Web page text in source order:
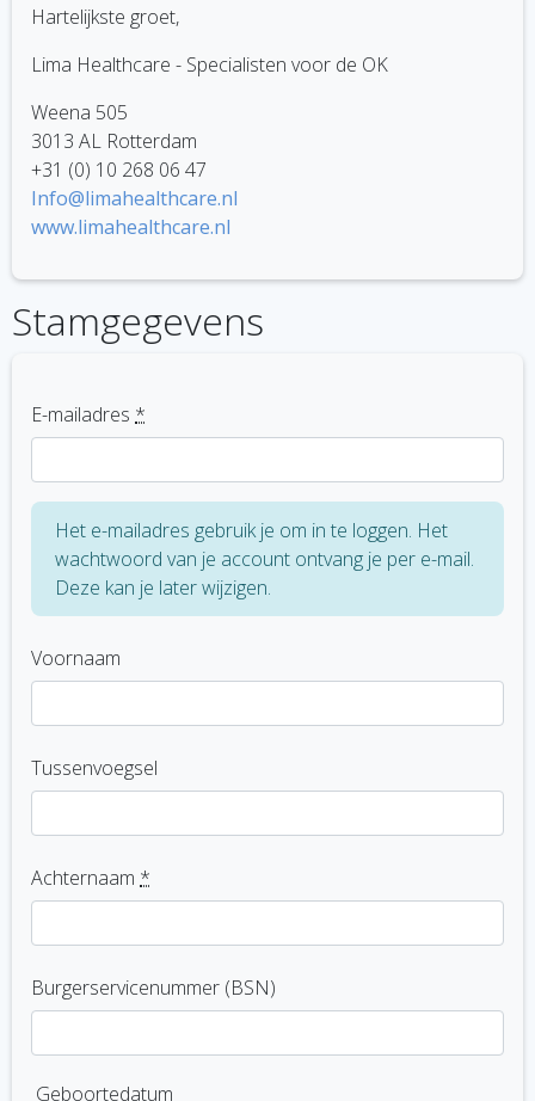
Hartelijkste groet,
Lima Healthcare - Specialisten voor de OK
Weena 505
3013 AL Rotterdam
+31 (0) 10 268 06 47
Info@limahealthcare.nl
www.limahealthcare.nl
Stamgegevens
E-mailadres *
Het e-mailadres gebruik je om in te loggen. Het
wachtwoord van je account ontvang je per e-mail.
Deze kan je later wijzigen.
Voornaam
Tussenvoegsel
Achternaam *
Burgerservicenummer (BSN)
Geboortedatum